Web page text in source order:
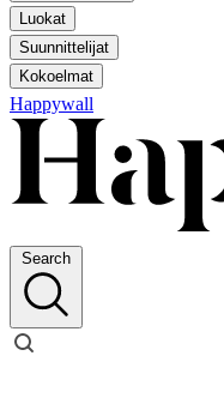
Luokat
Suunnittelijat
Kokoelmat
Happywall
Search